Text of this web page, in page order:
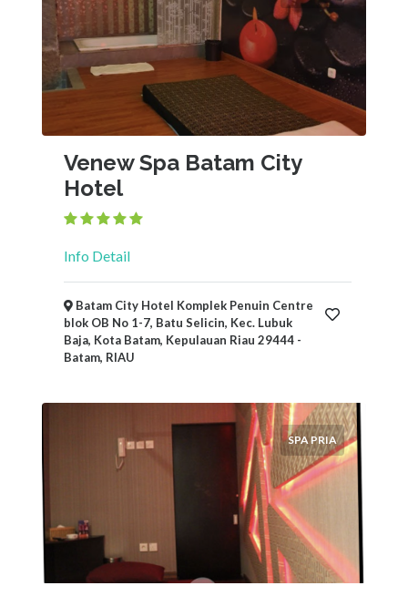
Venew Spa Batam City
Hotel
Info Detail
Batam City Hotel Komplek Penuin Centre
blok OB No 1-7, Batu Selicin, Kec. Lubuk
Baja, Kota Batam, Kepulauan Riau 29444 -
Batam, RIAU
SPA PRIA